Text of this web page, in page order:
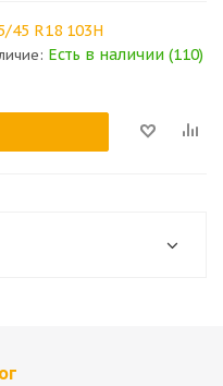
45 R18 103H
Есть в наличии (110)